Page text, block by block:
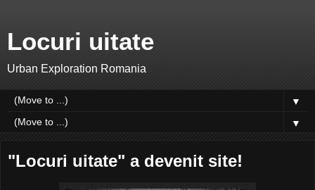
Locuri uitate
Urban Exploration Romania
▼
▼
"Locuri uitate" a devenit site!